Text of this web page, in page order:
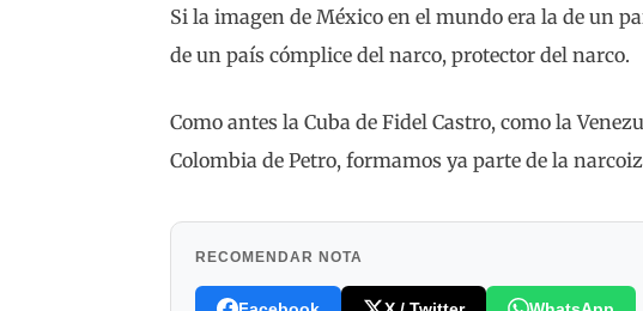
Si la imagen de México en el mundo era la de un
de un país cómplice del narco, protector del narco.
Como antes la Cuba de Fidel Castro, como la
Colombia de Petro, formamos ya parte de la
RECOMENDAR NOTA